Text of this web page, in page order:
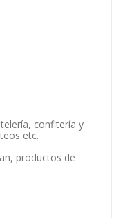
confitería y
etc.
productos de